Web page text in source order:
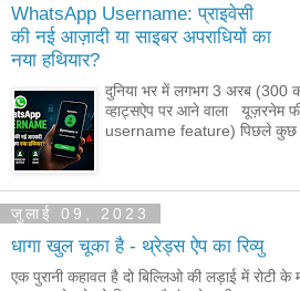
WhatsApp Username: प्राइवेसी
की नई आज़ादी या साइबर अपराधियों का
नया हथियार?
दुनिया भर में लगभग 3 अरब (300
व्हाट्सऐप पर आने वाला यूज़रनेम
username feature) पिछले कुछ
जुलाई 09, 2023
धागा खुल चूका है - थ्रेड्स ऐप का रिव्यु
एक पुरानी कहावत है दो बिल्लिओ की लड़ाई में रोटी